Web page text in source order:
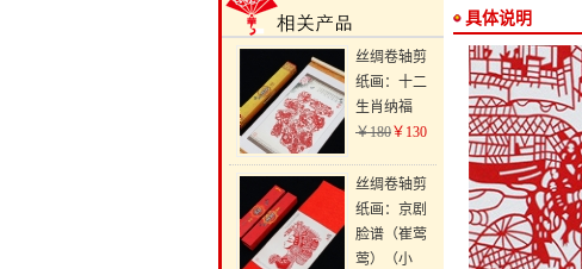
丝绸卷轴剪
纸画：十二
生肖纳福
￥180￥130
丝绸卷轴剪
纸画：京剧
脸谱（崔莺
莺）（小
具体说明